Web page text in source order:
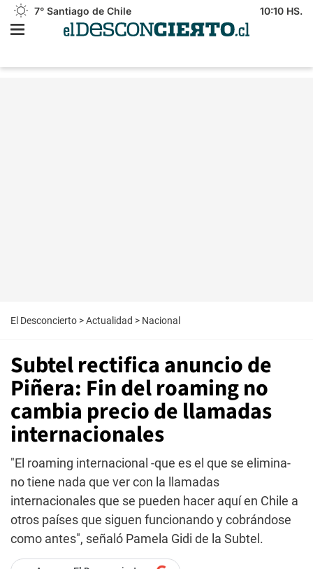
7° Santiago de Chile 10:10 HS.
El Desconcierto >Actualidad > Nacional
Subtel rectifica anuncio de
Piñera: Fin del roaming no
cambia precio de llamadas
internacionales
"El roaming internacional -que es el que se elimina-
no tiene nada que ver con la llamadas
internacionales que se pueden hacer aquí en Chile a
otros países que siguen funcionando y cobrándose
como antes", señaló Pamela Gidi de la Subtel.